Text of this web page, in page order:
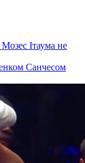
Санчесом